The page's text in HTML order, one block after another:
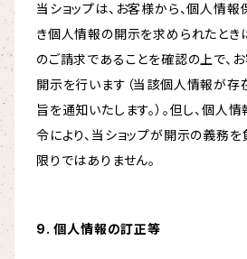
当ショップは、お客様から、個人情
き個人情報の開示を求められたとき
のご請求であることを確認の上で、
開示を行います（当該個人情報が存
旨を通知いたします。）。但し、個人
令により、当ショップが開示の義務
限りではありません。
9. 個人情報の訂正等